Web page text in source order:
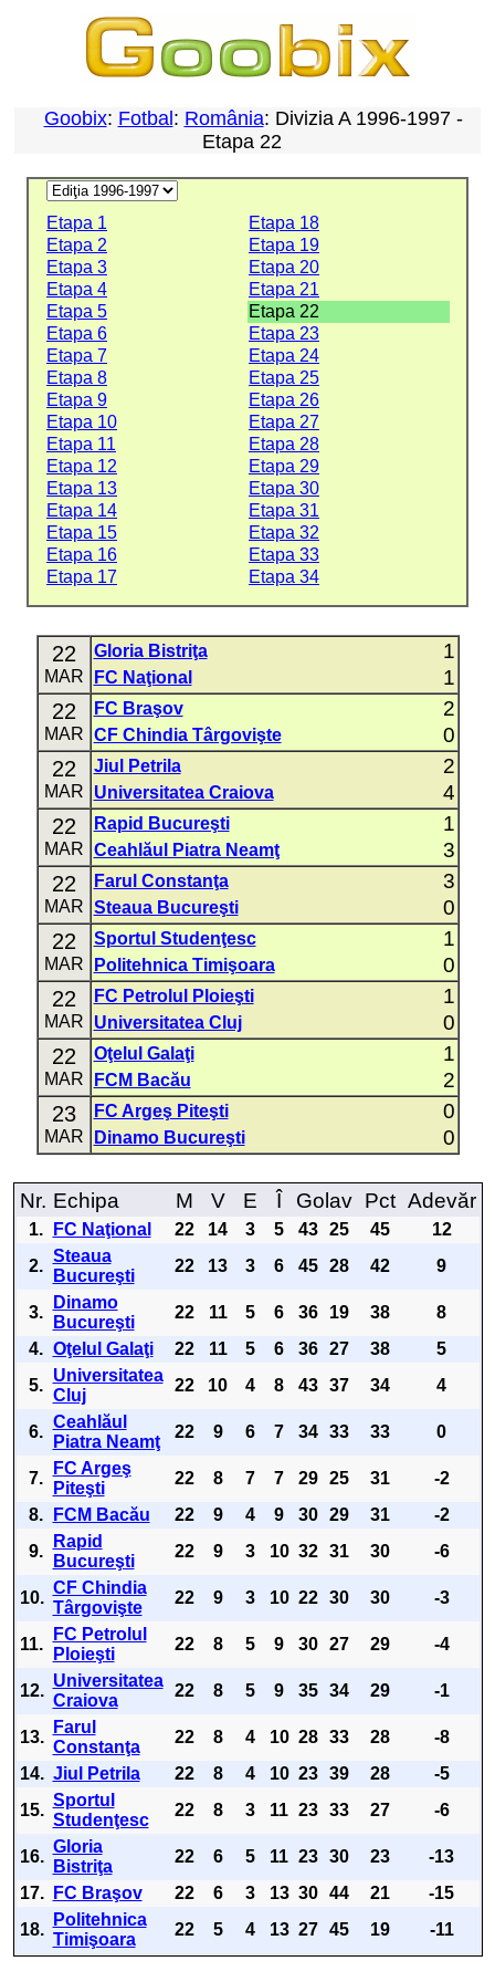
Goobix: Fotbal : România: Divizia A 1996-1997 -
Etapa 22
Etapa 1
Etapa 18
Etapa 2
Etapa 19
Etapa 3
Etapa 20
Etapa 4
Etapa 21
Etapa 5
Etapa 22
Etapa 6
Etapa 23
Etapa 7
Etapa 24
Etapa 8
Etapa 25
Etapa 9
Etapa 26
Etapa 10
Etapa 27
Etapa 11
Etapa 28
Etapa 12
Etapa 29
Etapa 13
Etapa 30
Etapa 14
Etapa 31
Etapa 15
Etapa 32
Etapa 16
Etapa 33
Etapa 17
Etapa 34
22
MAR
Gloria Bistriţa 1
FC Naţional 1
22
MAR
FC Braşov 2
CF Chindia Târgovişte 0
22
MAR
Jiul Petrila 2
Universitatea Craiova 4
22
MAR
Rapid Bucureşti 1
Ceahlăul Piatra Neamţ 3
22
MAR
Farul Constanţa 3
Steaua Bucureşti 0
22
MAR
Sportul Studenţesc 1
Politehnica Timişoara 0
22
MAR
FC Petrolul Ploieşti 1
Universitatea Cluj 0
22
MAR
Oţelul Galaţi 1
FCM Bacău 2
23
MAR
FC Argeş Piteşti 0
Dinamo Bucureşti 0
Nr. Echipa M V E Î Golav Pct Adevăr
1. FC Naţional 22 14 3 5 43 25 45
12
2.
Steaua
Bucureşti
22 13 3 6 45 28 42 9
3.
Dinamo
Bucureşti
22 11 5 6 36 19 38
8
4. Oţelul Galaţi 22 11 5 6 36 27 38
5
5.
Universitatea
Cluj
22 10 4 8 43 37 34 4
6.
Ceahlăul
Piatra Neamţ
22 9 6 7 34 33 33 0
7.
FC Argeş
Piteşti
22 8 7 7 29 25 31
-2
8.
FCM Bacău 22 9 4 9 30 29 31
-2
9.
Rapid
Bucureşti
22 9 3 10 32 31 30 -6
10.
CF Chindia
Târgovişte
22 9 3 10 22 30 30 -3
11.
FC Petrolul
Ploieşti
22 8 5 9 30 27 29 -4
12.
Universitatea
Craiova
22 8 5 9 35 34 29 -1
13.
Farul
Constanţa
22 8 4 10 28 33 28
-8
14. Jiul Petrila 22 8 4 10 23 39 28
-5
15.
Sportul
Studenţesc
22 8 3 11 23 33 27 -6
16.
Gloria
Bistriţa
22 6 5 11 23 30 23
-13
17.
FC Braşov 22 6 3 13 30 44 21
-15
18.
Politehnica
Timişoara
22 5 4 13 27 45 19 -11